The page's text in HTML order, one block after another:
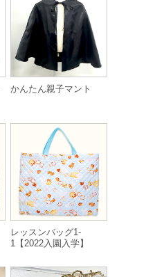
かんたん親子マント
レッスンバッグ1-
1【2022入園入学】